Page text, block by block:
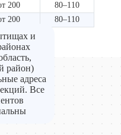
200
80–110
200 80–110
и
район)
адреса
Все